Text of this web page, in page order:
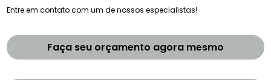
Entre em contato com um de nossos especialistas!
Faça seu orçamento agora mesmo